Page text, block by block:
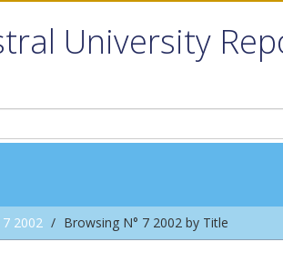
University
7 2002 Browsing N° 7 2002 by Title